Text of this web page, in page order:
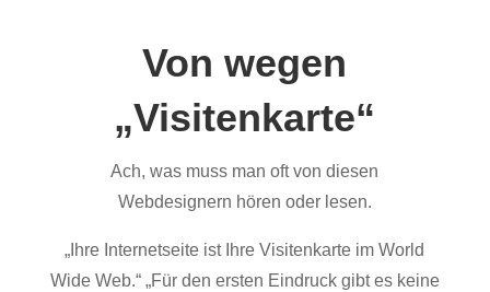
Von wegen
„Visitenkarte“
Ach, was muss man oft von diesen
Webdesignern hören oder lesen.
„Ihre Internetseite ist Ihre Visitenkarte im World
Wide Web.“ „Für den ersten Eindruck gibt es keine